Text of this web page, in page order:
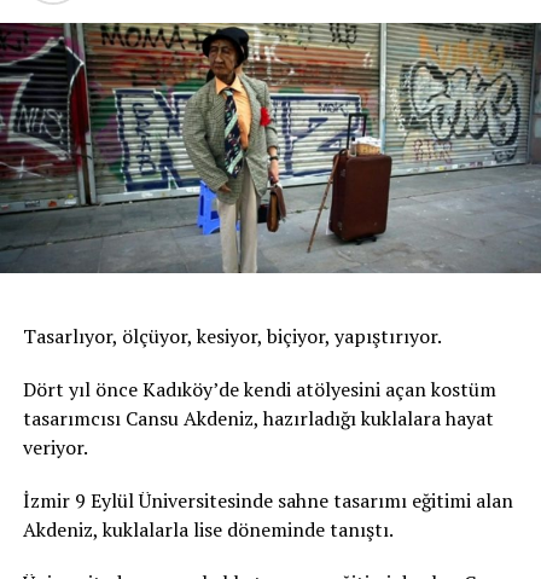
Tasarlıyor, ölçüyor, kesiyor, biçiyor, yapıştırıyor.
Dört yıl önce Kadıköy’de kendi atölyesini açan kostüm
tasarımcısı Cansu Akdeniz, hazırladığı kuklalara hayat
veriyor.
İzmir 9 Eylül Üniversitesinde sahne tasarımı eğitimi alan
Akdeniz, kuklalarla lise döneminde tanıştı.